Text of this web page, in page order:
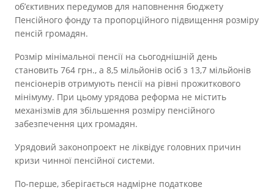
об’єктивних передумов для наповнення бюджету
Пенсійного фонду та пропорційного підвищення розміру
пенсій громадян.
Розмір мінімальної пенсії на сьогоднішній день
становить 764 грн., а 8,5 мільйонів осіб з 13,7 мільйонів
пенсіонерів отримують пенсії на рівні прожиткового
мінімуму. При цьому урядова реформа не містить
механізмів для збільшення розміру пенсійного
забезпечення цих громадян.
Урядовий законопроект не ліквідує головних причин
кризи чинної пенсійної системи.
По-перше, зберігається надмірне податкове